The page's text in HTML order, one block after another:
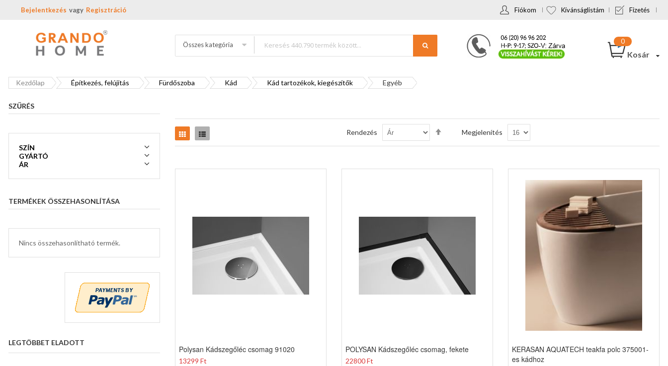
Bejelentkezés Regisztráció Fiókom Kívánságlistám Fizetés
Összes kategória
Kosár
Kezdőlap Építkezés, felújítás Fürdőszoba Kád Kád tartozékok, kiegészítők Egyéb
Rács Lista Rendezés
Csökkenő
sorrendbe
Megjelenítés
Polysan Kádszegőléc csomag 91020
13299 Ft
POLYSAN Kádszegőléc csomag, fekete
22800 Ft
KERASAN AQUATECH teakfa polc 375001-
es kádhoz
SZŰRÉS
SZÍN
GYÁRTÓ
ÁR
TERMÉKEK ÖSSZEHASONLÍTÁSA
Nincs összehasonlítható termék.
LEGTÖBBET ELADOTT